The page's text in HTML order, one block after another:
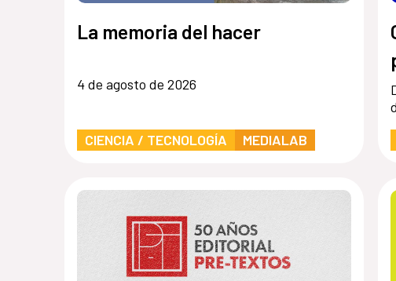
La memoria del hacer
4 de agosto de 2026
CIENCIA / TECNOLOGÍA MEDIALAB